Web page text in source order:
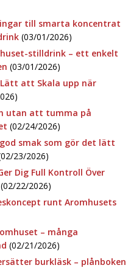
till smarta koncentrat
(03/01/2026)
stilldrink – ett enkelt
(03/01/2026)
att Skala upp när
utan att tumma på
(02/24/2026)
smak som gör det lätt
23/2026)
Dig Full Kontroll Över
(02/22/2026)
runt Aromhusets
– många
(02/21/2026)
burkläsk – plånboken